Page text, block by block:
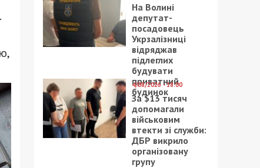
На Волині
депутат-
посадовець
Укрзалізниці
відряджав
підлеглих
будувати
приватний
будинок
4/08/2026 - 18:00
За $13 тисяч
допомагали
військовим
втекти зі служби:
ДБР викрило
організовану
групу